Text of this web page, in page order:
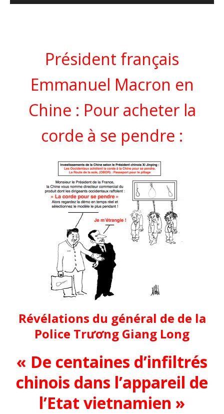
Président français
Emmanuel Macron en
Chine : Pour acheter la
corde à se pendre :
Révélations du général de de la
Police Trương Giang Long
« De centaines d’infiltrés
chinois dans l’appareil de
l’Etat vietnamien »